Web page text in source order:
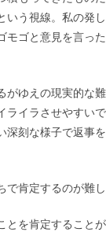
いう視線。私の発
モゴと意見を言っ
がゆえの現実的な
イラさせやすい
深刻な様子で返事
で肯定するのが難
とを肯定すること